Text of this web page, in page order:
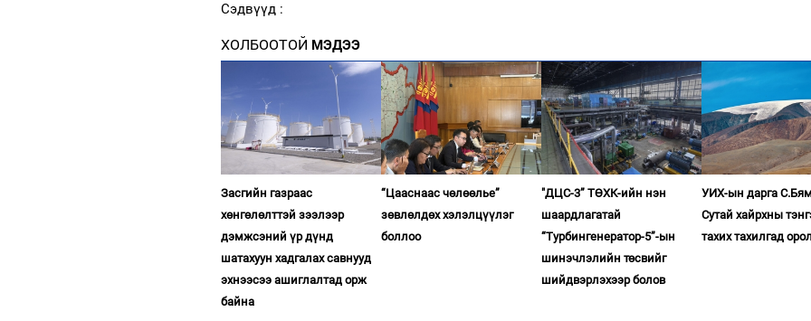
Сэдвүүд :
ХОЛБООТОЙ МЭДЭЭ
Засгийн газраас
хөнгөлөлттэй зээлээр
дэмжсэний үр дүнд
шатахуун хадгалах савнууд
эхнээсээ ашиглалтад орж
байна
“Цааснаас чөлөөлье”
зөвлөлдөх хэлэлцүүлэг
боллоо
"ДЦС-3” ТӨХК-ийн нэн
шаардлагатай
“Турбингенератор-5”-ын
шинэчлэлийн төсвийг
шийдвэрлэхээр болов
УИХ-ын дарга
Сутай хайрхны
тахих тахилгад